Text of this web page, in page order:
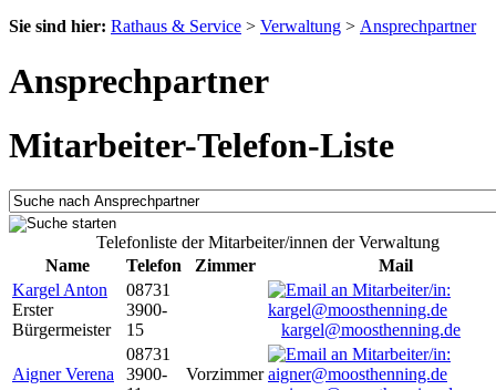
Sie sind hier: Rathaus & Service > Verwaltung > Ansprechpartner
Ansprechpartner
Mitarbeiter-Telefon-Liste
Telefonliste der Mitarbeiter/innen der Verwaltung
Name
Telefon Zimmer
Mail
Kargel Anton
Erster
Bürgermeister
08731
3900-
15
kargel@moosthenning.de
Aigner Verena
08731
3900-
Vorzimmer